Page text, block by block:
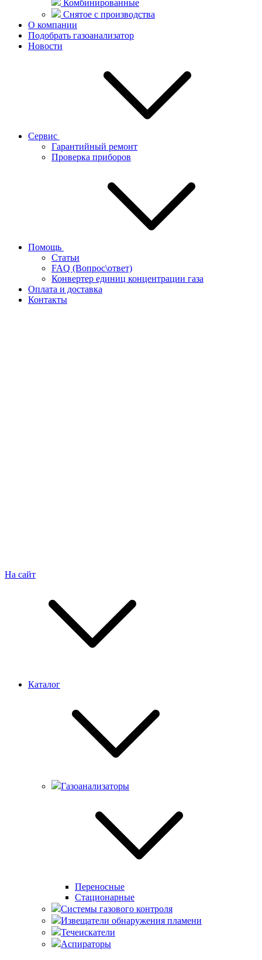
Комбинированные
Снятое с производства
О компании
Подобрать газоанализатор
Новости
Сервис
Гарантийный ремонт
Проверка приборов
Помощь
Статьи
FAQ (Вопрос\ответ)
Конвертер единиц концентрации газа
Оплата и доставка
Контакты
На сайт
Каталог
Газоанализаторы
Переносные
Стационарные
Системы газового контроля
Извещатели обнаружения пламени
Течеискатели
Аспираторы